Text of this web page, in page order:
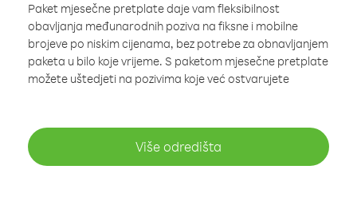
Paket mjesečne pretplate daje vam fleksibilnost
obavljanja međunarodnih poziva na fiksne i mobilne
brojeve po niskim cijenama, bez potrebe za obnavljanjem
paketa u bilo koje vrijeme. S paketom mjesečne pretplate
možete uštedjeti na pozivima koje već ostvarujete
Više odredišta